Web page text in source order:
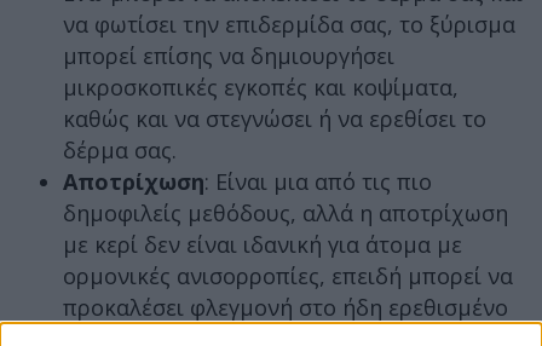
να φωτίσει την επιδερμίδα σας, το ξύρισμα
μπορεί επίσης να δημιουργήσει
μικροσκοπικές εγκοπές και κοψίματα,
καθώς και να στεγνώσει ή να ερεθίσει το
δέρμα σας.
Αποτρίχωση: Είναι μια από τις πιο
δημοφιλείς μεθόδους, αλλά η αποτρίχωση
με κερί δεν είναι ιδανική για άτομα με
ορμονικές ανισορροπίες, επειδή μπορεί να
προκαλέσει φλεγμονή στο ήδη ερεθισμένο